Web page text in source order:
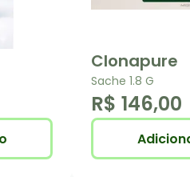
Clonapure
Sache 1.8 G
R$ 146,00